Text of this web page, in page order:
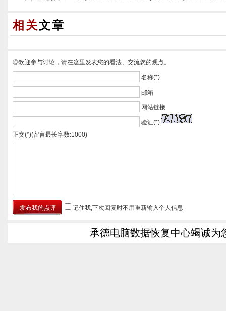
相关文章
◎欢迎参与讨论，请在这里发表您的看法、交流您的观点。
名称(*)
邮箱
网站链接
验证(*)
正文(*)(留言最长字数:1000)
记住我,下次回复时不用重新输入个人信息
承德电脑数据恢复中心竭诚为